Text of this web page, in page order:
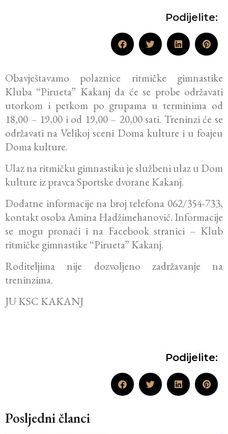
Podijelite:
Obavještavamo polaznice ritmičke gimnastike
Kluba “Pirueta” Kakanj da će se probe održavati
utorkom i petkom po grupama u terminima od
18,00 – 19,00 i od 19,00 – 20,00 sati. Treninzi će se
održavati na Velikoj sceni Doma kulture i u foajeu
Doma kulture.
Ulaz na ritmičku gimnastiku je službeni ulaz u Dom
kulture iz pravca Sportske dvorane Kakanj.
Dodatne informacije na broj telefona 062/354-733,
kontakt osoba Amina Hadžimehanović. Informacije
se mogu pronaći i na Facebook stranici – Klub
ritmičke gimnastike “Pirueta” Kakanj.
Roditeljima nije dozvoljeno zadržavanje na
treninzima.
JU KSC KAKANJ
Podijelite:
Posljedni članci